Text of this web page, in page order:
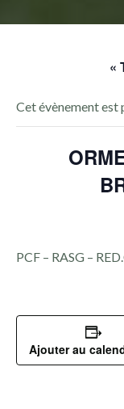
«
Cet évènement est
PCF – RASG –
Ajouter au